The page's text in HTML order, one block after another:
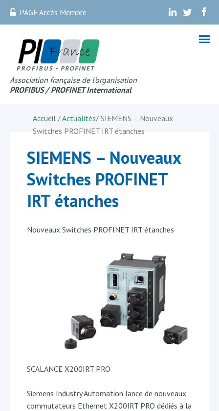
PAGE Accès Membre . . .
Association française de l’organisation
PROFIBUS / PROFINET International
Accueil /Actualités/ SIEMENS – Nouveaux
Switches PROFINET IRT étanches
SIEMENS – Nouveaux
Switches PROFINET
IRT étanches
Nouveaux Switches PROFINET IRT étanches
SCALANCE X200IRT PRO
Siemens Industry Automation lance de nouveaux
commutateurs Ethernet X200IRT PRO dédiés à la